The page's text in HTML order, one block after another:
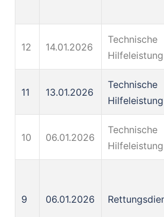
12 14.01.2026
Technische
Hilfeleistung
11 13.01.2026
Technische
Hilfeleistung
10 06.01.2026
Technische
Hilfeleistung
9 06.01.2026